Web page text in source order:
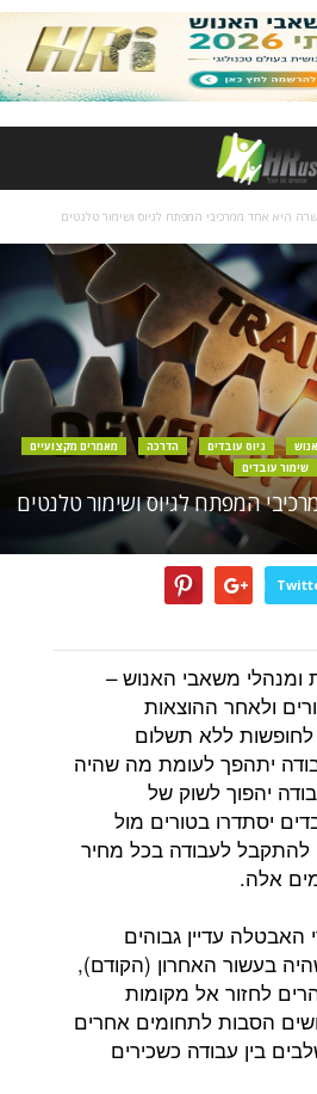
היא אחד ממרכיבי המפתח לגיוס ושימור טלנטים
גיוס עובדים הדרכה
מאמרים מקצועיים
שימור עובדים
המפתח לגיוס ושימור טלנטים
ומנהלי משאבי האנוש –
ולאחר ההוצאות
ללא תשלום
יתהפך לעומת מה שהיה
ושוק העבודה יהפוך לשוק של
יסתדרו בטורים מול
לעבודה בכל מחיר
אלה.
עדיין גבוהים
בעשור האחרון (הקודם),
לחזור אל מקומות
הסבות לתחומים אחרים
בין עבודה כשכירים